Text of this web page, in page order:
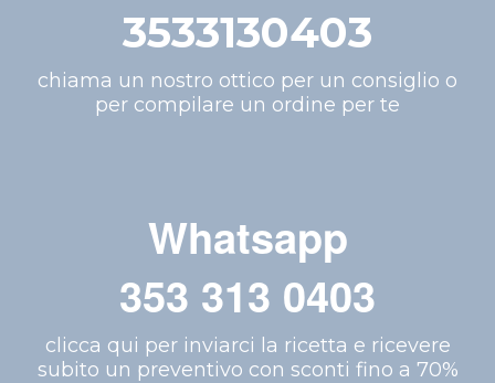
3533130403
chiama un nostro ottico per un consiglio o
per compilare un ordine per te
Whatsapp
353 313 0403
clicca qui per inviarci la ricetta e ricevere
subito un preventivo con sconti fino a 70%